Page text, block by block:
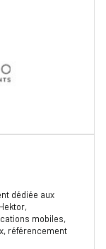
dédiée aux
mobiles,
référencement